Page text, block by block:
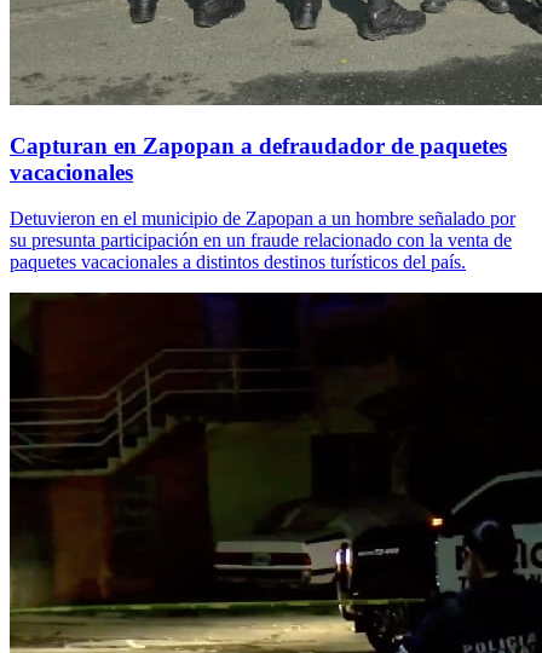
Capturan en Zapopan a defraudador de paquetes
vacacionales
Detuvieron en el municipio de Zapopan a un hombre señalado por
su presunta participación en un fraude relacionado con la venta de
paquetes vacacionales a distintos destinos turísticos del país.